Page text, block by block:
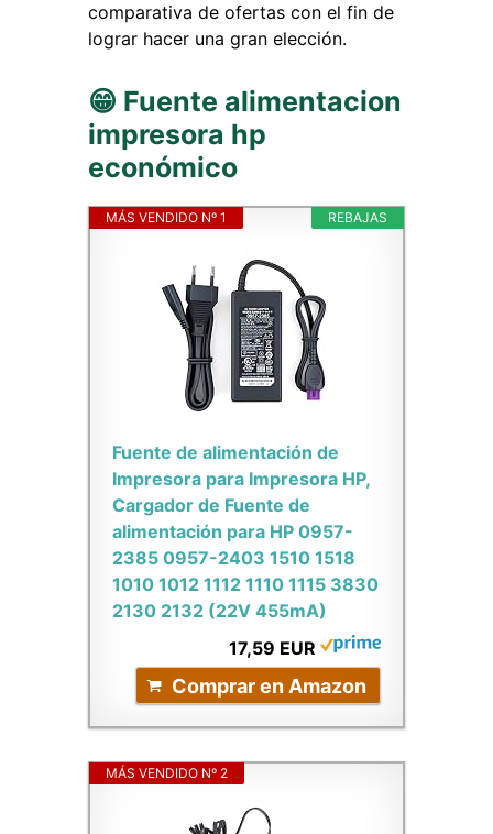
comparativa de ofertas con el fin de
lograr hacer una gran elección.
😁 Fuente alimentacion
impresora hp
económico
REBAJAS
MÁS VENDIDO Nº 1
Fuente de alimentación de
Impresora para Impresora HP,
Cargador de Fuente de
alimentación para HP 0957-
2385 0957-2403 1510 1518
1010 1012 1112 1110 1115 3830
2130 2132 (22V 455mA)
17,59 EUR
Comprar en Amazon
MÁS VENDIDO Nº 2